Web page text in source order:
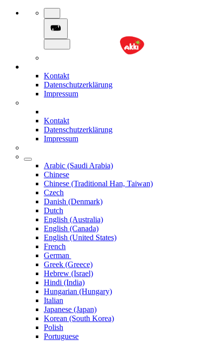
Kontakt
Datenschutzerklärung
Impressum
Kontakt
Datenschutzerklärung
Impressum
Arabic (Saudi Arabia)
Chinese
Chinese (Traditional Han, Taiwan)
Czech
Danish (Denmark)
Dutch
English (Australia)
English (Canada)
English (United States)
French
German
Greek (Greece)
Hebrew (Israel)
Hindi (India)
Hungarian (Hungary)
Italian
Japanese (Japan)
Korean (South Korea)
Polish
Portuguese